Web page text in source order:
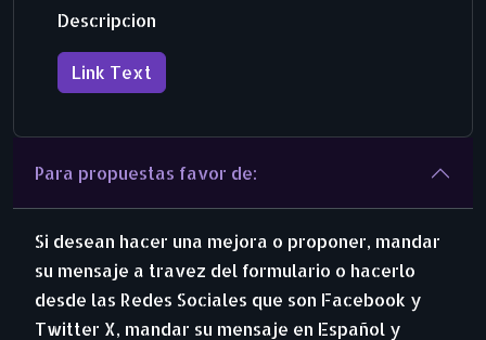
Descripcion
Link Text
Para propuestas favor de:
Si desean hacer una mejora o proponer, mandar
su mensaje a travez del formulario o hacerlo
desde las Redes Sociales que son Facebook y
Twitter X, mandar su mensaje en Español y